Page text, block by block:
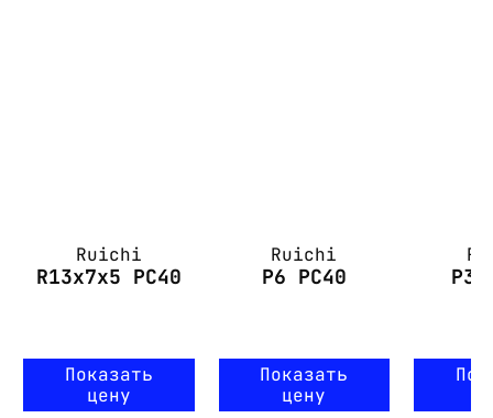
Ruichi
R13x7x5 PC40
Показать
цену
Ruichi
P6 PC40
Показать
цену